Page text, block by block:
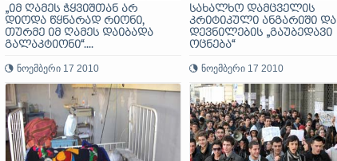
„იმ ღამეს ჭყვიშთან არ
დიოდა წყნარად რიონი,
თურმე იმ ღამეს დაიბადა
გალაკტიონი“....
ნოემბერი 17 2010
სახალხო დამცველის
კრიტიკული ანგარიში და
დევნილების „გაუბედავი
ოცნება“
ნოემბერი 17 2010